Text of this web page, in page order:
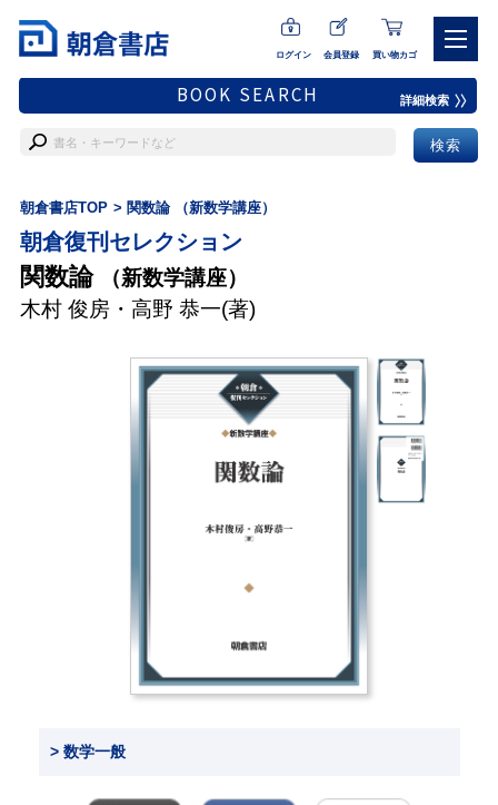
ログイン 会員登録 買い物カゴ
BOOK SEARCH 詳細検索
朝倉書店TOP 関数論 （新数学講座）
朝倉復刊セレクション
関数論
（新数学講座）
木村 俊房・ 高野 恭一(著)
> 数学一般